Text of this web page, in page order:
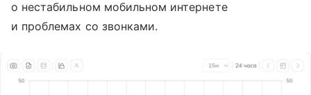
о нестабильном мобильном интернете
и проблемах со звонками.